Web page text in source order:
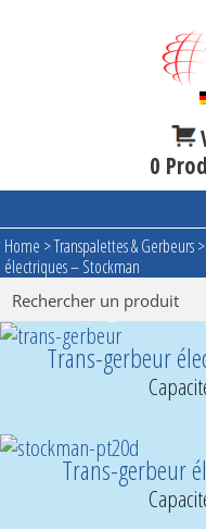
0
Home >Transpalettes & Gerbeurs>
électriques – Stockman
Trans-gerbeurs
Trans-gerbeur
Trans-gerbeur